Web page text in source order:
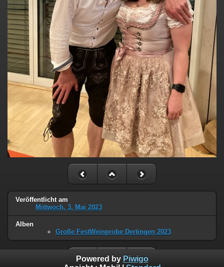
Veröffentlicht am
Mittwoch, 3. Mai 2023
Alben
Große FestWeinprobe Dertingen 2023
Powered by Piwigo